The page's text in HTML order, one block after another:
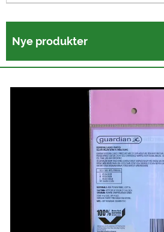
Nye produkter